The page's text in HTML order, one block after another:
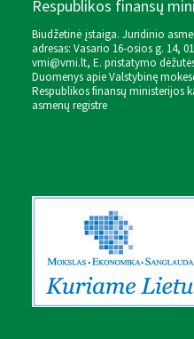
Respublikos finansų
Biudžetinė įstaiga. Juridinio
adresas: Vasario 16-osios g. 14,
vmi@vmi.lt, E. pristatymo
Duomenys apie Valstybinę
Respublikos finansų ministerijos
asmenų registre